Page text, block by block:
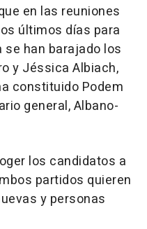
en las reuniones
últimos días para
han barajado los
y Jéssica Albiach,
constituido Podem
general, Albano-
los candidatos a
partidos quieren
y personas